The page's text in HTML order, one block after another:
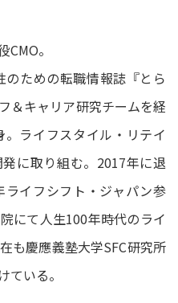
。
ための転職情報誌『とら
＆キャリア研究チームを経
ライフスタイル・リテイ
に取り組む。2017年に退
イフシフト・ジャパン参
にて人生100年時代のライ
も慶應義塾大学SFC研究所
いる。